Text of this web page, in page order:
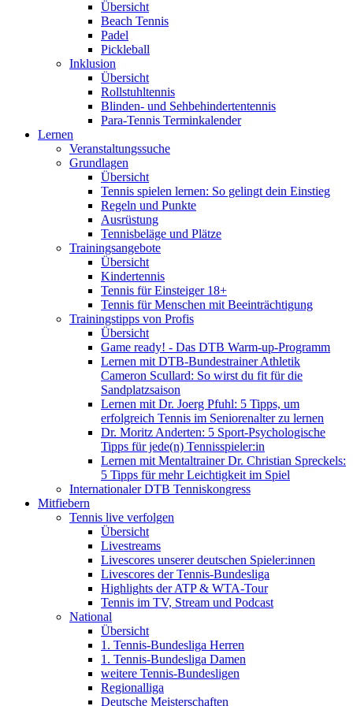
Übersicht
Beach Tennis
Padel
Pickleball
Inklusion
Übersicht
Rollstuhltennis
Blinden- und Sehbehindertentennis
Para-Tennis Terminkalender
Lernen
Veranstaltungssuche
Grundlagen
Übersicht
Tennis spielen lernen: So gelingt dein Einstieg
Regeln und Punkte
Ausrüstung
Tennisbeläge und Plätze
Trainingsangebote
Übersicht
Kindertennis
Tennis für Einsteiger 18+
Tennis für Menschen mit Beeinträchtigung
Trainingstipps von Profis
Übersicht
Game ready! - Das DTB Warm-up-Programm
Lernen mit DTB-Bundestrainer Athletik
Cameron Scullard: So wirst du fit für die
Sandplatzsaison
Lernen mit Dr. Joerg Pfuhl: 5 Tipps, um
erfolgreich Tennis im Seniorenalter zu lernen
Dr. Moritz Anderten: 5 Sport-Psychologische
Tipps für jede(n) Tennisspieler:in
Lernen mit Mentaltrainer Dr. Christian Spreckels:
5 Tipps für mehr Leichtigkeit im Spiel
Internationaler DTB Tenniskongress
Mitfiebern
Tennis live verfolgen
Übersicht
Livestreams
Livescores unserer deutschen Spieler:innen
Livescores der Tennis-Bundesliga
Highlights der ATP & WTA-Tour
Tennis im TV, Stream und Podcast
National
Übersicht
1. Tennis-Bundesliga Herren
1. Tennis-Bundesliga Damen
weitere Tennis-Bundesligen
Regionalliga
Deutsche Meisterschaften